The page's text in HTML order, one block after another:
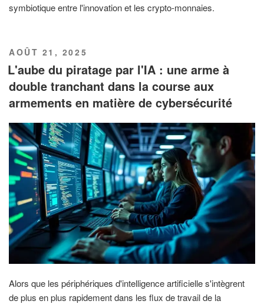
symbiotique entre l'innovation et les crypto-monnaies.
PUBLIÉ
LE
AOÛT 21, 2025
L'aube du piratage par l'IA : une arme à
double tranchant dans la course aux
armements en matière de cybersécurité
Alors que les périphériques d'intelligence artificielle s'intègrent
de plus en plus rapidement dans les flux de travail de la